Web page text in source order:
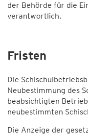
der Behörde für die
verantwortlich.
Fristen
Die
Neubestimmung des
beabsichtigten
neubestimmten
Die Anzeige der